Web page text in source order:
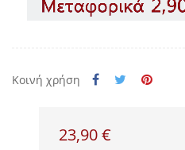
Κοινή χρήση
23,90 €